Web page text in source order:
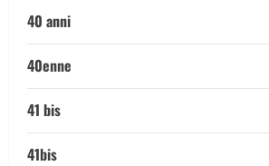
40 anni
40enne
41 bis
41bis